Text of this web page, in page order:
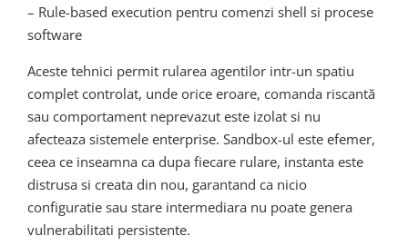
– Rule-based execution pentru comenzi shell si procese
software
Aceste tehnici permit rularea agentilor intr-un spatiu
complet controlat, unde orice eroare, comanda riscantă
sau comportament neprevazut este izolat si nu
afecteaza sistemele enterprise. Sandbox-ul este efemer,
ceea ce inseamna ca dupa fiecare rulare, instanta este
distrusa si creata din nou, garantand ca nicio
configuratie sau stare intermediara nu poate genera
vulnerabilitati persistente.